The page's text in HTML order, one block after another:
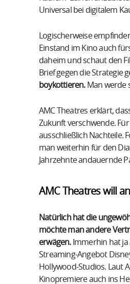
Universal bei digitalem
Logischerweise
Einstand im Kino auch
daheim und schaut den
Brief gegen die Strategie
boykottieren.Man werde
AMC Theatres erklärt,
Zukunft verschwende.
ausschließlich Nachteile.
man weiterhin für den
Jahrzehnte andauernde
AMC Theatres will
Natürlich hat die
möchte man andere
erwägen. Immerhin hat
Streaming-Angebot
Hollywood-Studios. Laut
Kinopremiere auch ins